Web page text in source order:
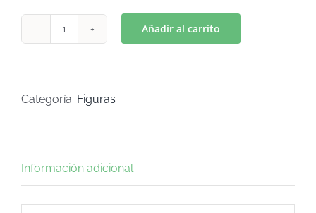
(Art
Añadir al carrito
Categoría: Figuras
Información adicional